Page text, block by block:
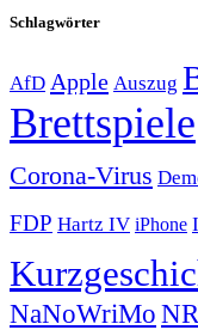
Schlagwörter
AfD Apple Auszug
Brettspiele
Corona-Virus
FDP Hartz IV iPhone
NaNoWriMo